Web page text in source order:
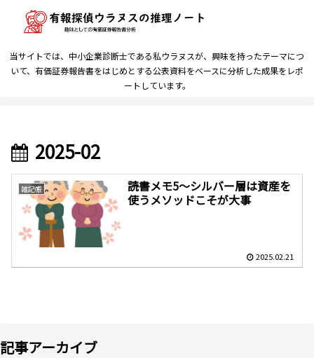
当サイトでは、中小企業診断士である私ウラヌスが、興味を持ったテーマにつ
いて、有価証券報告書をはじめとする公表資料をベースに分析した成果をレポ
ートしています。
2025-02
雑記帳
読書メモ5～シルバー層は資産を
使うメソッドこそが大事
2025.02.21
記事アーカイブ